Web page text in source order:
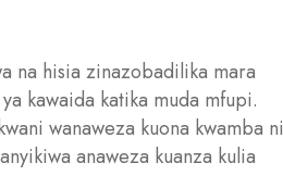
na hisia zinazobadilika mara
kawaida katika muda mfupi.
wanaweza kuona kwamba ni
anaweza kuanza kulia